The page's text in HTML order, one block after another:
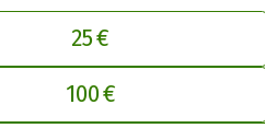
25 €
100 €